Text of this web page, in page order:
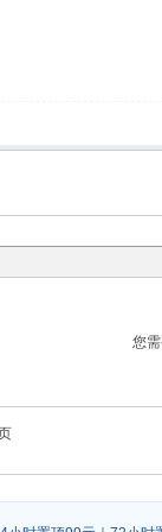
您